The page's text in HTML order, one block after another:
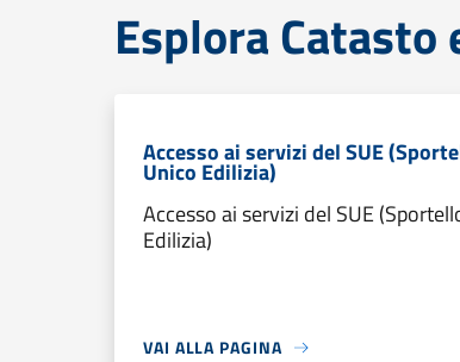
Esplora
Accesso ai servizi del SUE
Unico Edilizia)
Accesso ai servizi del SUE
Edilizia)
VAI ALLA PAGINA